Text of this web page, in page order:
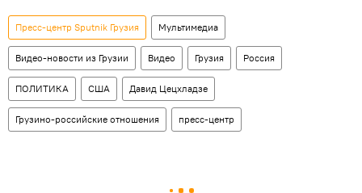
Пресс-центр Sputnik Грузия Мультимедиа
Видео-новости из Грузии Видео Грузия Россия
ПОЛИТИКА США Давид Цецхладзе
Грузино-российские отношения пресс-центр